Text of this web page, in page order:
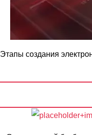
Этапы создания